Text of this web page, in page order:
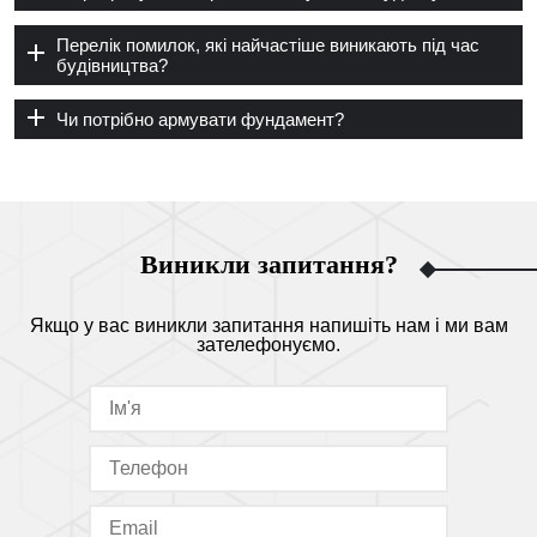
Перелік помилок, які найчастіше виникають під час
будівництва?
Чи потрібно армувати фундамент?
Виникли запитання?
Якщо у вас виникли запитання напишіть нам і ми вам
зателефонуємо.